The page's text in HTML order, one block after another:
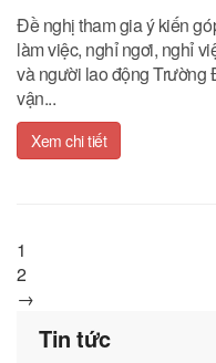
Đề nghị tham gia ý kiến
làm việc, nghỉ ngơi, nghỉ
và người lao động Trường
vận...
Xem chi tiết
1
2
→
Tin tức